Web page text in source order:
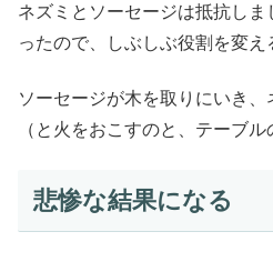
ネズミとソーセージは抵抗し
ったので、しぶしぶ役割を変え
ソーセージが木を取りにいき
（と火をおこすのと、テーブル
悲惨な結果になる